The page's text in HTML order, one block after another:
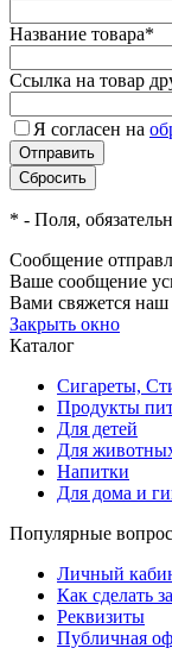
Название товара*
Ссылка на товар
Я согласен на
* - Поля,
Сообщение
Ваше сообщение
Вами свяжется наш
Закрыть окно
Каталог
Сигареты,
Продукты
Для детей
Для
Напитки
Для дома и
Популярные
Личный
Как сделать
Реквизиты
Публичная